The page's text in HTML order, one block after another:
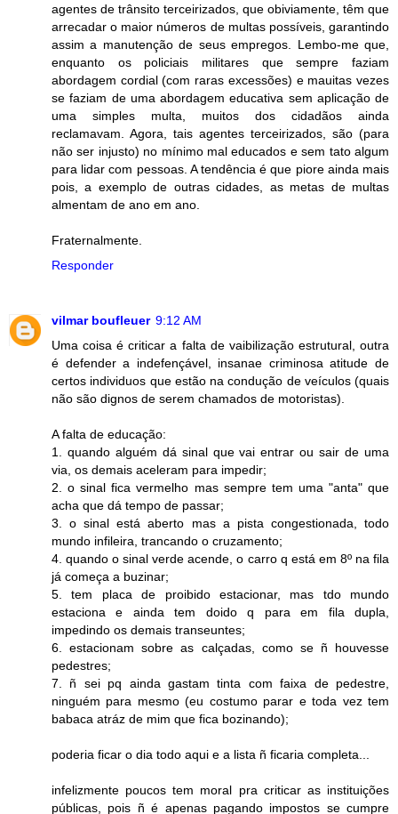
agentes de trânsito terceirizados, que obiviamente, têm que
arrecadar o maior números de multas possíveis, garantindo
assim a manutenção de seus empregos. Lembo-me que,
enquanto os policiais militares que sempre faziam
abordagem cordial (com raras excessões) e mauitas vezes
se faziam de uma abordagem educativa sem aplicação de
uma simples multa, muitos dos cidadãos ainda
reclamavam. Agora, tais agentes terceirizados, são (para
não ser injusto) no mínimo mal educados e sem tato algum
para lidar com pessoas. A tendência é que piore ainda mais
pois, a exemplo de outras cidades, as metas de multas
almentam de ano em ano.
Fraternalmente.
Responder
vilmar boufleuer 9:12 AM
Uma coisa é criticar a falta de vaibilização estrutural, outra
é defender a indefençável, insanae criminosa atitude de
certos individuos que estão na condução de veículos (quais
não são dignos de serem chamados de motoristas).
A falta de educação:
1. quando alguém dá sinal que vai entrar ou sair de uma
via, os demais aceleram para impedir;
2. o sinal fica vermelho mas sempre tem uma "anta" que
acha que dá tempo de passar;
3. o sinal está aberto mas a pista congestionada, todo
mundo infileira, trancando o cruzamento;
4. quando o sinal verde acende, o carro q está em 8º na fila
já começa a buzinar;
5. tem placa de proibido estacionar, mas tdo mundo
estaciona e ainda tem doido q para em fila dupla,
impedindo os demais transeuntes;
6. estacionam sobre as calçadas, como se ñ houvesse
pedestres;
7. ñ sei pq ainda gastam tinta com faixa de pedestre,
ninguém para mesmo (eu costumo parar e toda vez tem
babaca atráz de mim que fica bozinando);
poderia ficar o dia todo aqui e a lista ñ ficaria completa...
infelizmente poucos tem moral pra criticar as instituições
públicas, pois ñ é apenas pagando impostos se cumpre